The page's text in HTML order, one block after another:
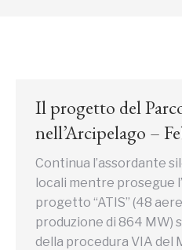
Il progetto del
nell’Arcipelago –
Continua l’assordante
locali mentre prosegue
progetto “ATIS” (48
produzione di 864 MW)
della procedura VIA del